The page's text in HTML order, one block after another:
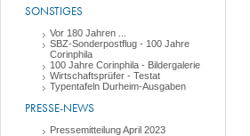
SONSTIGES
Vor 180 Jahren ...
SBZ-Sonderpostflug - 100 Jahre
Corinphila
100 Jahre Corinphila - Bildergalerie
Wirtschaftsprüfer - Testat
Typentafeln Durheim-Ausgaben
PRESSE-NEWS
Pressemitteilung April 2023